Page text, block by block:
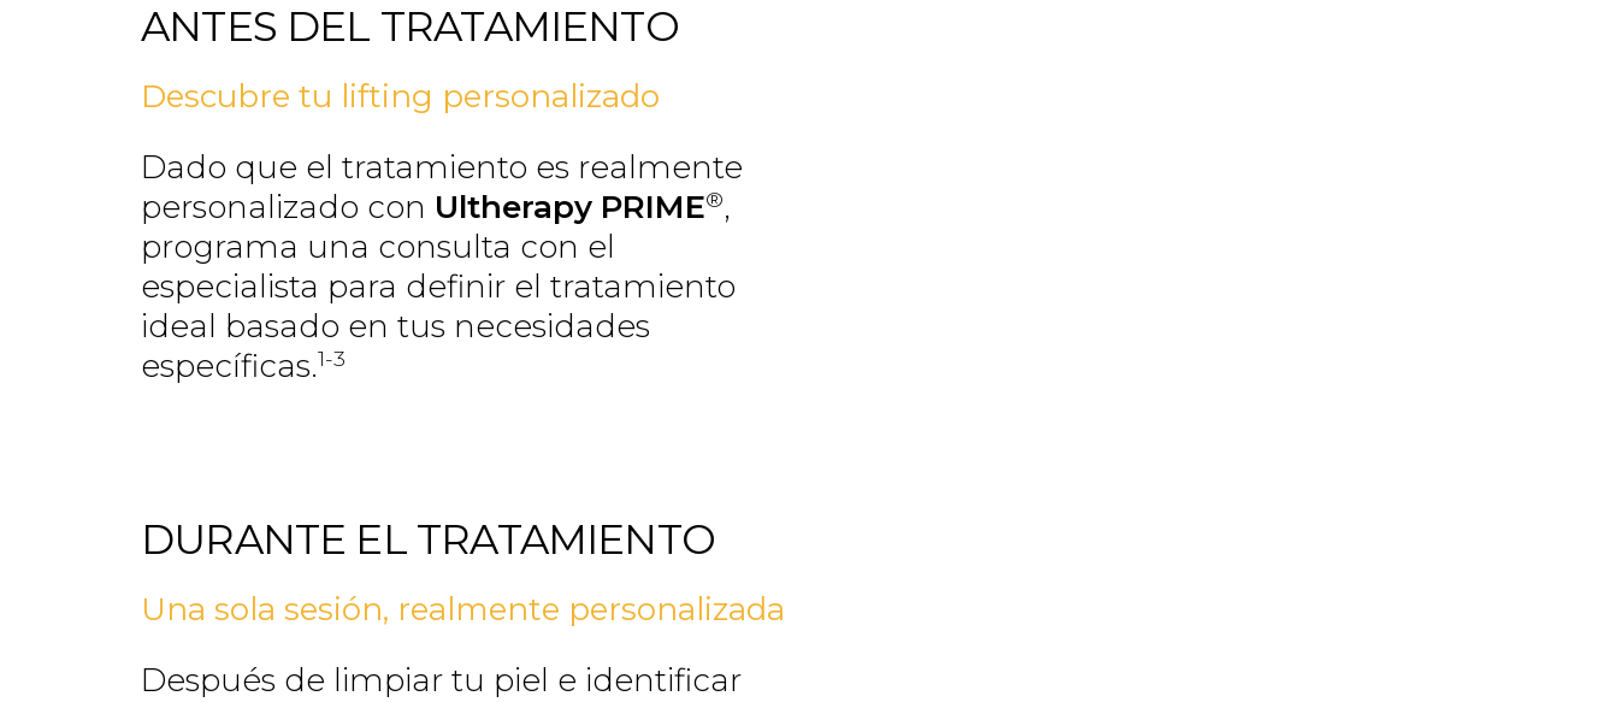
ANTES DEL TRATAMIENTO
Descubre tu lifting personalizado
Dado que el tratamiento es realmente
personalizado con Ultherapy PRIME®,
programa una consulta con el
especialista para definir el tratamiento
ideal basado en tus necesidades
específicas.1-3
DURANTE EL TRATAMIENTO
Una sola sesión, realmente personalizada
Después de limpiar tu piel e identificar